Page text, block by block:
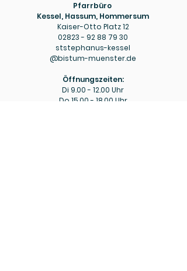
Pfarrbüro
Kessel, Hassum, Hommersum
Kaiser-Otto Platz 12
02823 - 92 88 79 30
ststephanus-kessel
@bistum-muenster.de
Öffnungszeiten:
Di 9.00 - 12.00 Uhr
Do 15.00 - 18.00 Uhr